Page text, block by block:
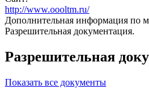
http://www.oooltm.ru/
Дополнительная информация по
Разрешительная документация.
Разрешительная
Показать все документы